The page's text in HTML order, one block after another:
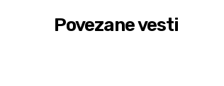
Povezane vesti